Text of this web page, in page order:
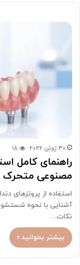
30 ژوئن 2026 18
راهنمای کامل
مصنوعی متحرک
استفاده از پروتزهای
آشنایی با نحوه
نکات…
بیشتر بخوانید »